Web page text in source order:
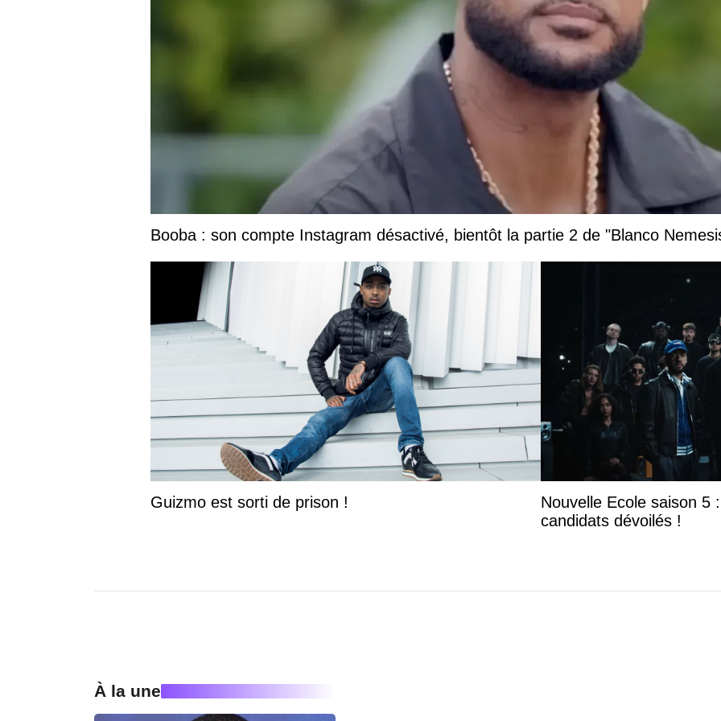
Booba : son compte Instagram désactivé, bientôt la partie 2 de "Blanco
Guizmo est sorti de prison !
Nouvelle Ecole saison 5
candidats dévoilés !
À la une